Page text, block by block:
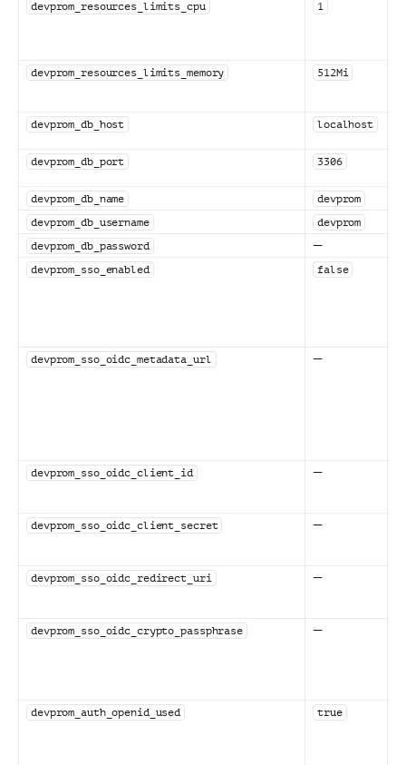
devprom_resources_limits_cpu 1
devprom_resources_limits_memory 512Mi
devprom_db_host localhost
devprom_db_port 3306
devprom_db_name
devprom
devprom_db_username
devprom
devprom_db_password
—
devprom_sso_enabled
false
devprom_sso_oidc_metadata_url —
devprom_sso_oidc_client_id —
devprom_sso_oidc_client_secret —
devprom_sso_oidc_redirect_uri —
devprom_sso_oidc_crypto_passphrase —
devprom_auth_openid_used true